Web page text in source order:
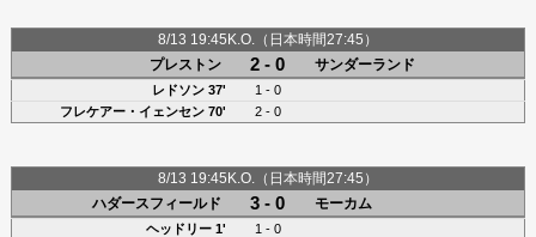
8/13 19:45K.O.（日本時間27:45）
プレストン
2 - 0 サンダーランド
レドソン37'
1 - 0
フレケアー・イェンセン70' 2 - 0
8/13 19:45K.O.（日本時間27:45）
ハダースフィールド
3 - 0 モーカム
ヘッドリー1'
1 - 0